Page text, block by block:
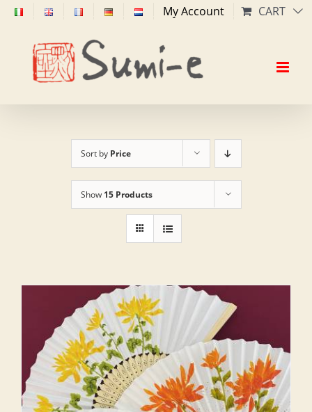
Skip
content
My Account CART
Sort by Price
Show 15 Products